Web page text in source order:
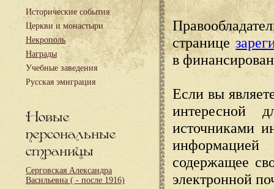
Исторические события
Церкви и монастыри
Некрополь
Награды
Учебные заведения
Русская эмиграция
Новые
персональные
страницы
Серговская Александра
Васильевна ( - после 1916)
странице
в
Если вы
интересной
источниками
содержащее
электронной